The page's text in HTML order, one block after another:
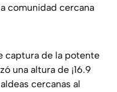
comunidad cercana
de la potente
una altura de ¡16.9
cercanas al